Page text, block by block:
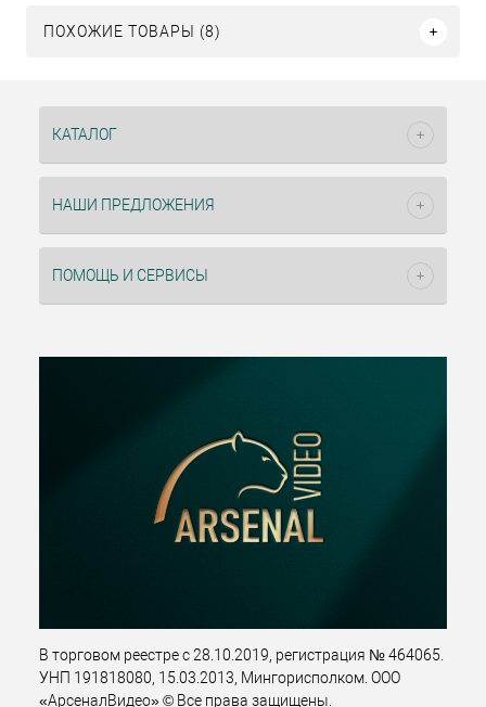
ПОХОЖИЕ ТОВАРЫ (8)
КАТАЛОГ
НАШИ ПРЕДЛОЖЕНИЯ
ПОМОЩЬ И СЕРВИСЫ
В торговом реестре с 28.10.2019, регистрация № 464065.
УНП 191818080, 15.03.2013, Мингорисполком. ООО
«АрсеналВидео» © Все права защищены.